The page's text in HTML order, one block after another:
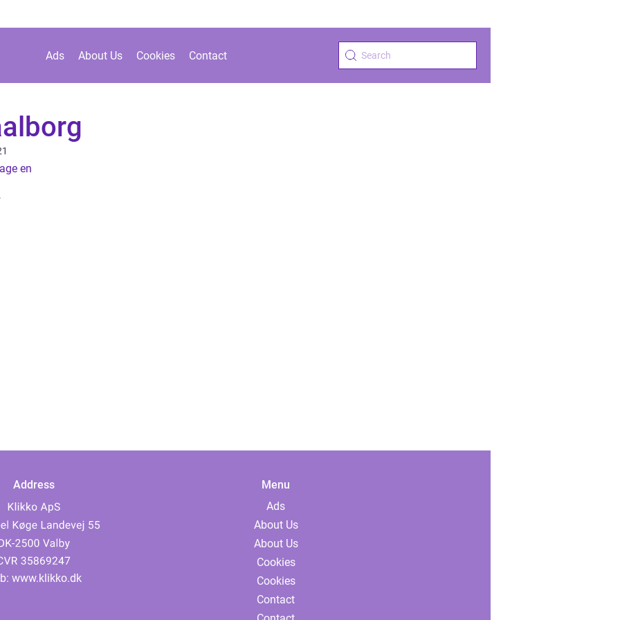
Ads About Us Cookies Contact
en
Address
www.klikko.dk
Menu
Ads
About Us
About Us
Cookies
Cookies
Contact